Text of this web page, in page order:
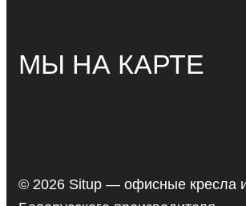
МЫ НА КАРТЕ
© 2026 Situp — офисные кресла